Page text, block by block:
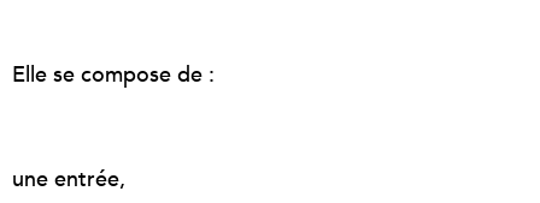
Elle se compose de :
une entrée,